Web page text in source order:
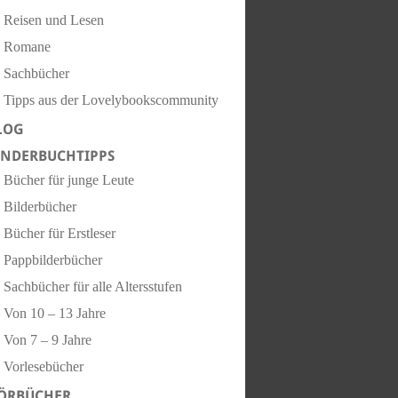
Reisen und Lesen
Romane
Sachbücher
Tipps aus der Lovelybookscommunity
Bücher für junge Leute
Bilderbücher
Bücher für Erstleser
Pappbilderbücher
Sachbücher für alle Altersstufen
Von 10 – 13 Jahre
Von 7 – 9 Jahre
Vorlesebücher